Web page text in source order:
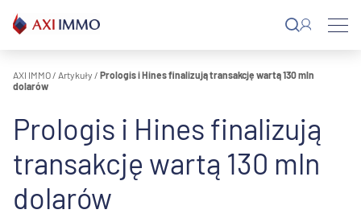
do
treści
AXI IMMO / Artykuły / Prologis i Hines finalizują transakcję wartą 130 mln
dolarów
Prologis i Hines finalizują
transakcję wartą 130 mln
dolarów